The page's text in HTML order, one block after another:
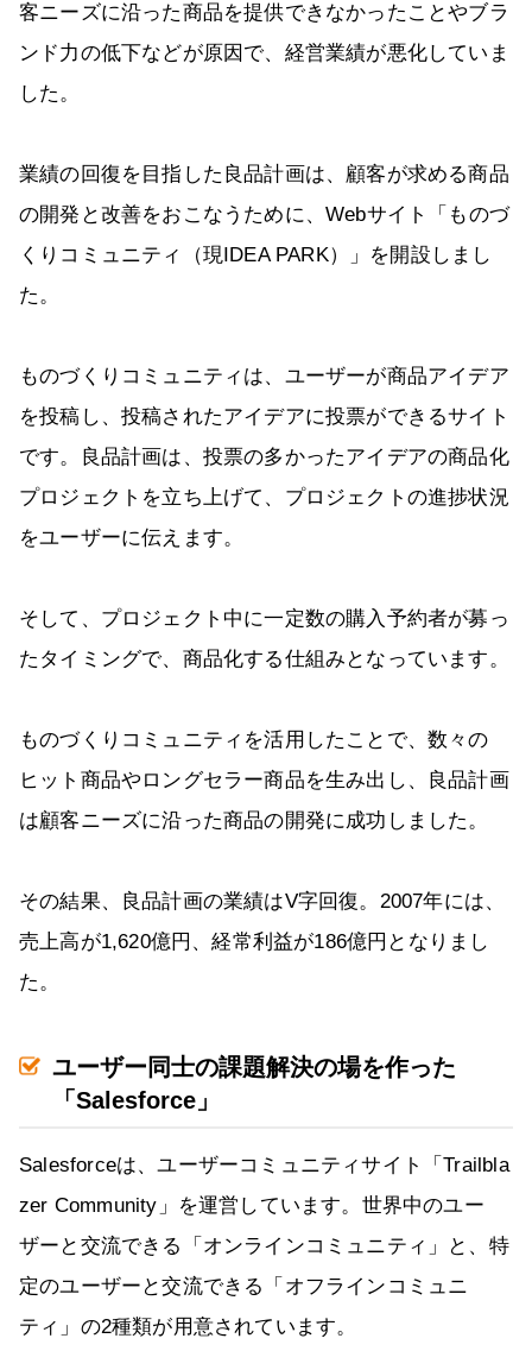
客ニーズに沿った商品を提供できなかったことやブラ
ンド力の低下などが原因で、経営業績が悪化していま
した。
業績の回復を目指した良品計画は、顧客が求める商品
の開発と改善をおこなうために、Webサイト「ものづ
くりコミュニティ（現IDEA PARK）」を開設しまし
た。
ものづくりコミュニティは、ユーザーが商品アイデア
を投稿し、投稿されたアイデアに投票ができるサイト
です。良品計画は、投票の多かったアイデアの商品化
プロジェクトを立ち上げて、プロジェクトの進捗状況
をユーザーに伝えます。
そして、プロジェクト中に一定数の購入予約者が募っ
たタイミングで、商品化する仕組みとなっています。
ものづくりコミュニティを活用したことで、数々の
ヒット商品やロングセラー商品を生み出し、良品計画
は顧客ニーズに沿った商品の開発に成功しました。
その結果、良品計画の業績はV字回復。2007年には、
売上高が1,620億円、経常利益が186億円となりまし
た。
ユーザー同士の課題解決の場を作った
「Salesforce」
Salesforceは、ユーザーコミュニティサイト「Trailbla
zer Community」を運営しています。世界中のユー
ザーと交流できる「オンラインコミュニティ」と、特
定のユーザーと交流できる「オフラインコミュニ
ティ」の2種類が用意されています。